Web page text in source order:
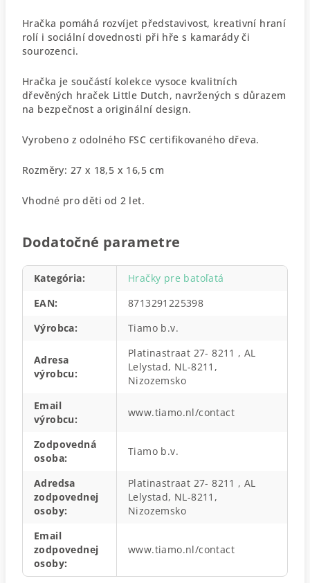
Hračka pomáhá rozvíjet představivost, kreativní hraní
rolí i sociální dovednosti při hře s kamarády či
sourozenci.
Hračka je součástí kolekce vysoce kvalitních
dřevěných hraček Little Dutch, navržených s důrazem
na bezpečnost a originální design.
Vyrobeno z odolného FSC certifikovaného dřeva.
Rozměry: 27 x 18,5 x 16,5 cm
Vhodné pro děti od 2 let.
Dodatočné parametre
Kategória:
Hračky pre batoľatá
EAN:
8713291225398
Výrobca: Tiamo b.v.
Adresa
výrobcu:
Platinastraat 27- 8211 , AL
Lelystad, NL-8211,
Nizozemsko
Email
výrobcu:
www.tiamo.nl/contact
Zodpovedná
osoba:
Tiamo b.v.
Adredsa
zodpovednej
osoby:
Platinastraat 27- 8211 , AL
Lelystad, NL-8211,
Nizozemsko
Email
zodpovednej
osoby:
www.tiamo.nl/contact